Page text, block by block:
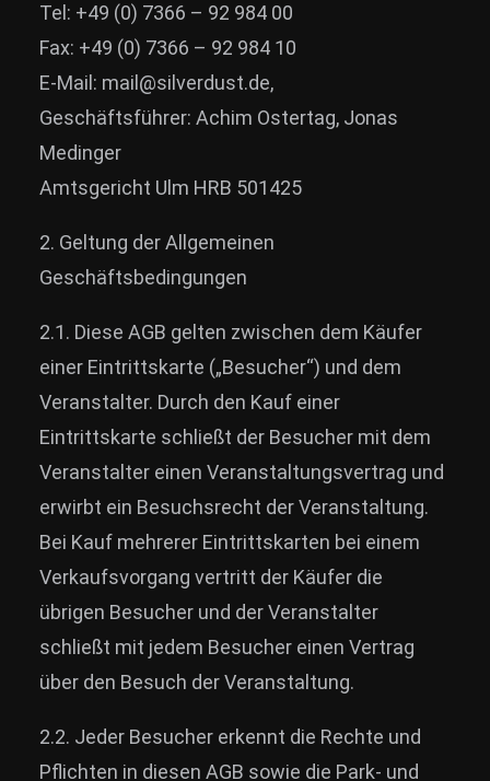
Kontakt
BARRIEREFREIHEIT
ONLINE
Rückblicke
Galerien
Tel: +49 (0) 7366 – 92 984 00
Fax: +49 (0) 7366 – 92 984 10
E-Mail: mail@silverdust.de,
Geschäftsführer: Achim Ostertag, Jonas
Medinger
Amtsgericht Ulm HRB 501425
2. Geltung der Allgemeinen
Geschäftsbedingungen
2.1. Diese AGB gelten zwischen dem Käufer
einer Eintrittskarte („Besucher“) und dem
Veranstalter. Durch den Kauf einer
Eintrittskarte schließt der Besucher mit dem
Veranstalter einen Veranstaltungsvertrag und
erwirbt ein Besuchsrecht der Veranstaltung.
Bei Kauf mehrerer Eintrittskarten bei einem
Verkaufsvorgang vertritt der Käufer die
übrigen Besucher und der Veranstalter
schließt mit jedem Besucher einen Vertrag
über den Besuch der Veranstaltung.
2.2. Jeder Besucher erkennt die Rechte und
Pflichten in diesen AGB sowie die Park- und